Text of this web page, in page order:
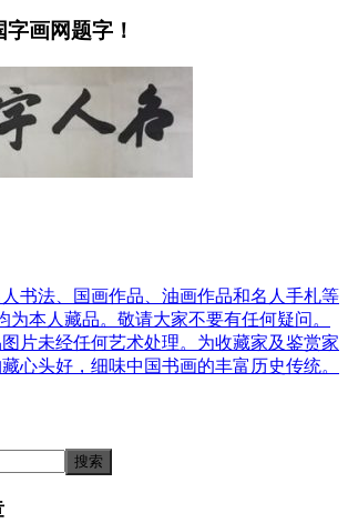
画网题字！
书法、国画作品、油画作品和名人手札等
为本人藏品。敬请大家不要有任何疑问。
片未经任何艺术处理。为收藏家及鉴赏家
心头好，细味中国书画的丰富历史传统。